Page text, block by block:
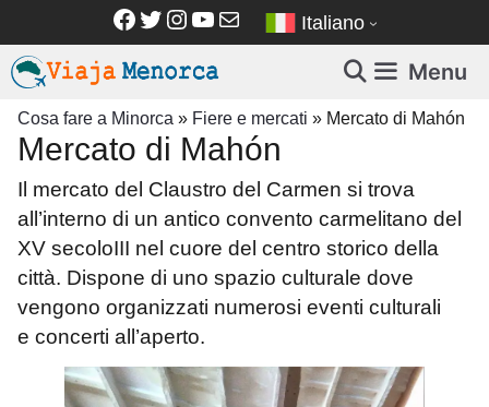
contenuto
Facebook
Twitter
Instagram
YouTube
Email Italiano
Menu
Cosa fare a Minorca » Fiere e mercati » Mercato di Mahón
Mercato di Mahón
Il mercato del Claustro del Carmen si trova
all’interno di un antico convento carmelitano del
XV secoloIII nel cuore del centro storico della
città. Dispone di uno spazio culturale dove
vengono organizzati numerosi eventi culturali
e concerti all’aperto.